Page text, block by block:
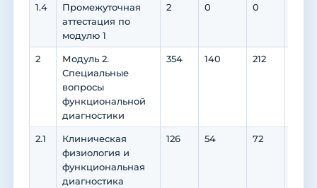
1.4
Промежуточная
аттестация по
модулю 1
2 0 0
2
Модуль 2.
Специальные
вопросы
функциональной
диагностики
354 140 212
2.1
Клиническая
физиология и
функциональная
диагностика
126 54 72